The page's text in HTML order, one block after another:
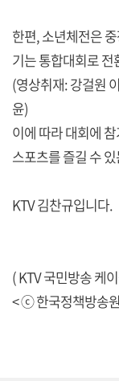
한편, 소년체전은
기는 통합대회로
(영상취재: 강걸원
윤)
이에 따라 대회에
스포츠를 즐길 수
KTV 김찬규입니다.
( KTV 국민방송 케
< ⓒ 한국정책방송